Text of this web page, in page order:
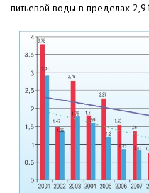
питьевой воды в пределах